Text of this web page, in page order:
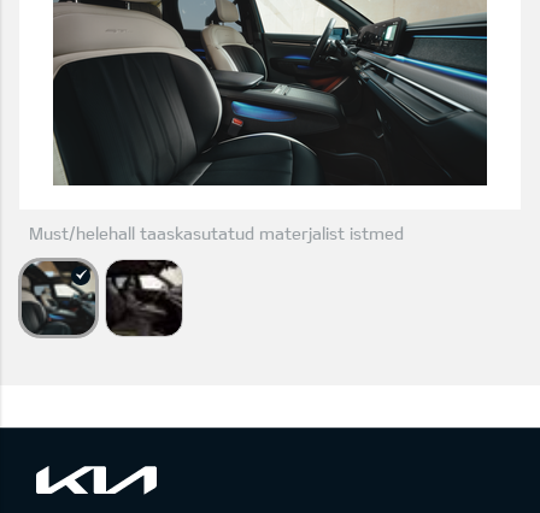
Must/helehall taaskasutatud materjalist istmed